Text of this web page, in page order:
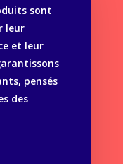
sont
leur
et leur
pensés
des